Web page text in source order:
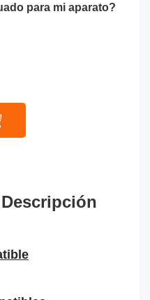
para mi aparato?
Descripción